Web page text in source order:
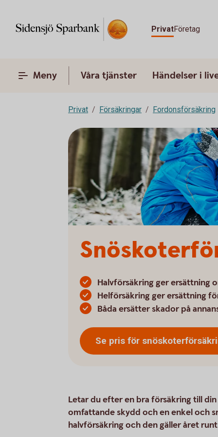
PrivatFöretag
Meny Våra tjänster Händelser i
Privat Försäkringar Fordonsförsäkring
Halvförsäkring ger ersättning
Helförsäkring ger ersättning
Båda ersätter skador på
Se pris för
Letar du efter en bra försäkring till
omfattande skydd och en enkel och
halvförsäkring och den gäller året